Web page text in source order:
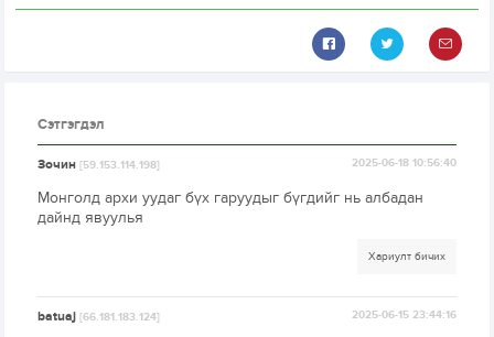
Сэтгэгдэл
Зочин[59.153.114.198] 2025-06-18 10:56:40
Монголд архи уудаг бүх гаруудыг бүгдийг нь албадан
дайнд явуулья
Хариулт бичих
batuaj[66.181.183.124] 2025-06-15 23:44:16